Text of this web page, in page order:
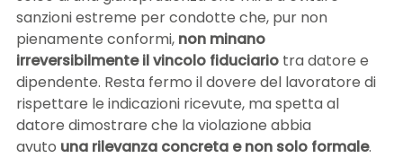
sanzioni estreme per condotte che, pur non
pienamente conformi, non minano
irreversibilmente il vincolo fiduciario tra datore e
dipendente. Resta fermo il dovere del lavoratore di
rispettare le indicazioni ricevute, ma spetta al
datore dimostrare che la violazione abbia
avuto una rilevanza concreta e non solo formale.